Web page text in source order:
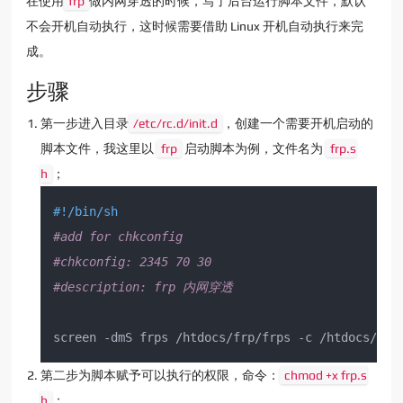
不会开机自动执行，这时候需要借助 Linux 开机自动执行来完
成。
步骤
第一步进入目录 /etc/rc.d/init.d
，创建一个需要开机启动的
脚本文件，我这里以
frp 启动脚本为例，文件名为 frp.s
h
；
#!/bin/sh
#add for chkconfig
#chkconfig: 2345 70 30
#description: frp 内网穿透
screen -dmS frps /htdocs/frp/frps -c /htdocs/
第二步为脚本赋予可以执行的权限，命令：
chmod +x frp.s